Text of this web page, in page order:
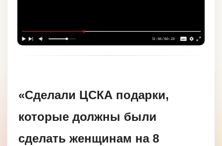
«Сделали ЦСКА подарки,
которые должны были
сделать женщинам на 8